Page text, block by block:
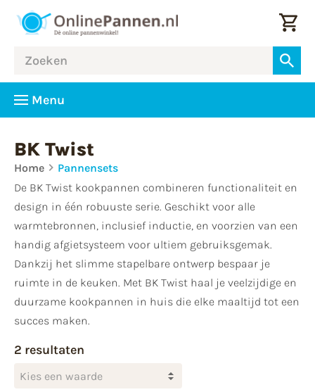
Menu
BK Twist
Home
Pannensets
De BK Twist kookpannen combineren functionaliteit en
design in één robuuste serie. Geschikt voor alle
warmtebronnen, inclusief inductie, en voorzien van een
handig afgietsysteem voor ultiem gebruiksgemak.
Dankzij het slimme stapelbare ontwerp bespaar je
ruimte in de keuken. Met BK Twist haal je veelzijdige en
duurzame kookpannen in huis die elke maaltijd tot een
succes maken.
2 resultaten
Kies een waarde